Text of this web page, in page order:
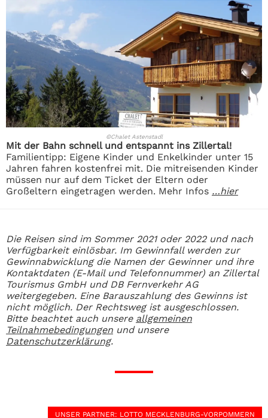
©Chalet Astenstadl
Mit der Bahn schnell und entspannt ins Zillertal!
Familientipp: Eigene Kinder und Enkelkinder unter 15
Jahren fahren kostenfrei mit. Die mitreisenden Kinder
müssen nur auf dem Ticket der Eltern oder
Großeltern eingetragen werden. Mehr Infos …hier
Die Reisen sind im Sommer 2021 oder 2022 und nach
Verfügbarkeit einlösbar. Im Gewinnfall werden zur
Gewinnabwicklung die Namen der Gewinner und ihre
Kontaktdaten (E-Mail und Telefonnummer) an Zillertal
Tourismus GmbH und DB Fernverkehr AG
weitergegeben. Eine Barauszahlung des Gewinns ist
nicht möglich. Der Rechtsweg ist ausgeschlossen.
Bitte beachtet auch unsere allgemeinen
Teilnahmebedingungen und unsere
Datenschutzerklärung.
UNSER PARTNER: LOTTO MECKLENBURG-VORPOMMERN